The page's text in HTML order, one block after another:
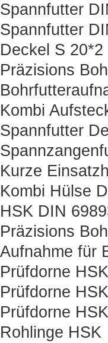
Spannfutter
Spannfutter
Deckel S 20*2
Präzisions
Kombi
Spannfutter
Kurze
Kombi Hülse
HSK DIN
Präzisions
Aufnahme für
Prüfdorne HSK
Prüfdorne
Prüfdorne
Rohlinge HSK